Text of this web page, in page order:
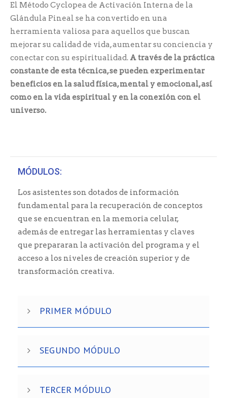
El Método Cyclopea de Activación Interna de la
Glándula Pineal se ha convertido en una
herramienta valiosa para aquellos que buscan
mejorar su calidad de vida, aumentar su conciencia y
conectar con su espiritualidad. A través de la práctica
constante de esta técnica, se pueden experimentar
beneficios en la salud física, mental y emocional, así
como en la vida espiritual y en la conexión con el
universo.
MÓDULOS:
Los asistentes son dotados de información
fundamental para la recuperación de conceptos
que se encuentran en la memoria celular,
además de entregar las herramientas y claves
que prepararan la activación del programa y el
acceso a los niveles de creación superior y de
transformación creativa.
PRIMER MÓDULO
SEGUNDO MÓDULO
TERCER MÓDULO